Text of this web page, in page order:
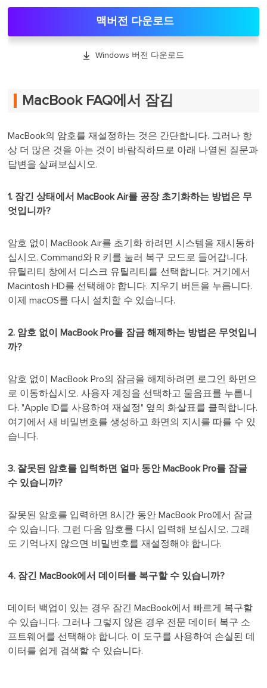
맥버전 다운로드
 Windows 버전 다운로드
MacBook FAQ에서 잠김
MacBook의 암호를 재설정하는 것은 간단합니다. 그러나 항
상 더 많은 것을 아는 것이 바람직하므로 아래 나열된 질문과
답변을 살펴보십시오.
1. 잠긴 상태에서 MacBook Air를 공장 초기화하는 방법은 무
엇입니까?
암호 없이 MacBook Air를 초기화 하려면 시스템을 재시동하
십시오. Command와 R 키를 눌러 복구 모드로 들어갑니다.
유틸리티 창에서 디스크 유틸리티를 선택합니다. 거기에서
Macintosh HD를 선택해야 합니다. 지우기 버튼을 누릅니다.
이제 macOS를 다시 설치할 수 있습니다.
2. 암호 없이 MacBook Pro를 잠금 해제하는 방법은 무엇입니
까?
암호 없이 MacBook Pro의 잠금을 해제하려면 로그인 화면으
로 이동하십시오. 사용자 계정을 선택하고 물음표를 누릅니
다. "Apple ID를 사용하여 재설정" 옆의 화살표를 클릭합니다.
여기에서 새 비밀번호를 생성하고 화면의 지시를 따를 수 있
습니다.
3. 잘못된 암호를 입력하면 얼마 동안 MacBook Pro를 잠글
수 있습니까?
잘못된 암호를 입력하면 8시간 동안 MacBook Pro에서 잠글
수 있습니다. 그런 다음 암호를 다시 입력해 보십시오. 그래
도 기억나지 않으면 비밀번호를 재설정해야 합니다.
4. 잠긴 MacBook에서 데이터를 복구할 수 있습니까?
데이터 백업이 있는 경우 잠긴 MacBook에서 빠르게 복구할
수 있습니다. 그러나 그렇지 않은 경우 전문 데이터 복구 소
프트웨어를 선택해야 합니다. 이 도구를 사용하여 손실된 데
이터를 쉽게 검색할 수 있습니다.